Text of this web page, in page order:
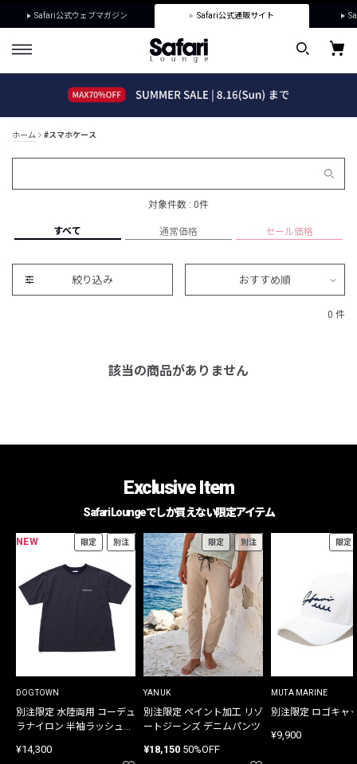
Safari公式ウェブマガジン Safari公式通販サイト
ホーム #スマホケース
対象件数 : 0件
すべて 通常価格 セール価格
絞り込み おすすめ順
0 件
該当の商品がありません
Exclusive Item
Safari Loungeでしか買えない限定アイテム
NEW 限定 別注
DOGTOWN
別注限定 水陸両用 コーデュ
ラナイロン 半袖ラッシュガ
¥14,300
限定 別注
YANUK
別注限定 ペイント加工 リゾ
ートジーンズ デニムパンツ
¥18,150 50%OFF
限定
MUTA MARINE
別注限定 ロゴキャ
¥9,900